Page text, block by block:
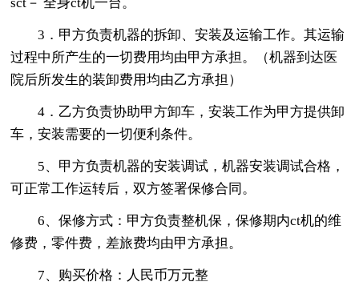
3．甲方负责机器的拆卸、安装及运输工作。其运输
过程中所产生的一切费用均由甲方承担。（机器到达医
院后所发生的装卸费用均由乙方承担）
4．乙方负责协助甲方卸车，安装工作为甲方提供卸
车，安装需要的一切便利条件。
5、甲方负责机器的安装调试，机器安装调试合格，
可正常工作运转后，双方签署保修合同。
6、保修方式：甲方负责整机保，保修期内ct机的维
修费，零件费，差旅费均由甲方承担。
7、购买价格：人民币万元整